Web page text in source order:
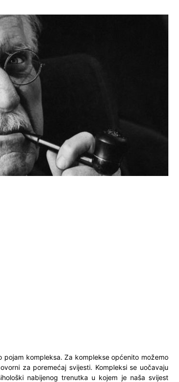
kompleksa. Za komplekse općenito možemo
za poremećaj svijesti. Kompleksi se uočavaju
nabijenog trenutka u kojem je naša svijest